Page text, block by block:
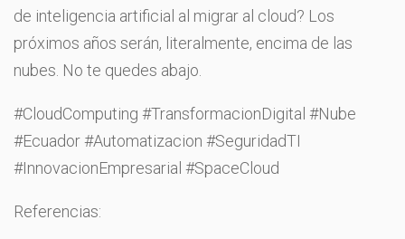
de inteligencia artificial al migrar al cloud? Los
próximos años serán, literalmente, encima de las
nubes. No te quedes abajo.
#CloudComputing #TransformacionDigital #Nube
#Ecuador #Automatizacion #SeguridadTI
#InnovacionEmpresarial #SpaceCloud
Referencias: